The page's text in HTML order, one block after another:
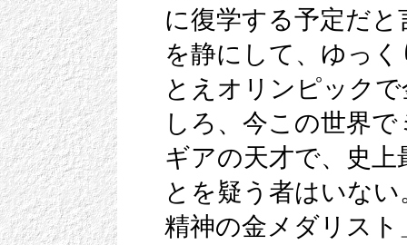
に復学する予定だ
を静にして、ゆっ
とえオリンピック
しろ、今この世界
ギアの天才で、史
とを疑う者はいな
精神の金メダリス